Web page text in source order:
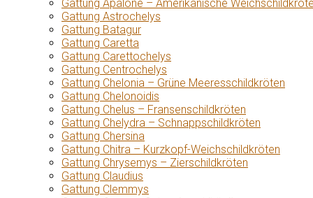
Gattung Apalone – Amerikanische
Gattung Astrochelys
Gattung Batagur
Gattung Caretta
Gattung Carettochelys
Gattung Centrochelys
Gattung Chelonia – Grüne Meeresschildkröten
Gattung Chelonoidis
Gattung Chelus – Fransenschildkröten
Gattung Chelydra – Schnappschildkröten
Gattung Chersina
Gattung Chitra – Kurzkopf-Weichschildkröten
Gattung Chrysemys – Zierschildkröten
Gattung Claudius
Gattung Clemmys